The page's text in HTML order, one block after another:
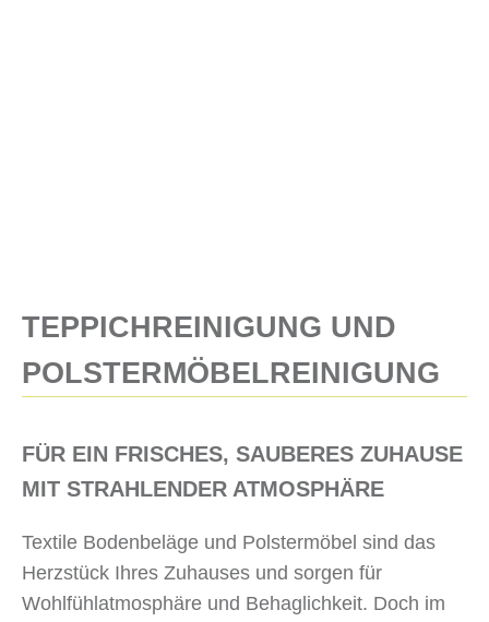
TEPPICHREINIGUNG UND
POLSTERMÖBELREINIGUNG
FÜR EIN FRISCHES, SAUBERES ZUHAUSE
MIT STRAHLENDER ATMOSPHÄRE
Textile Bodenbeläge und Polstermöbel sind das
Herzstück Ihres Zuhauses und sorgen für
Wohlfühlatmosphäre und Behaglichkeit. Doch im